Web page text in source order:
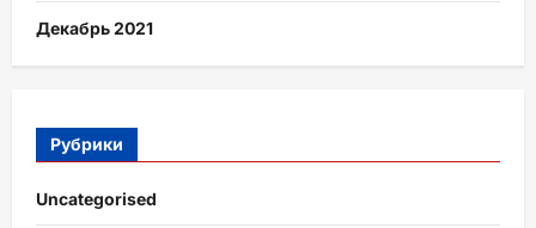
Декабрь 2021
Рубрики
Uncategorised